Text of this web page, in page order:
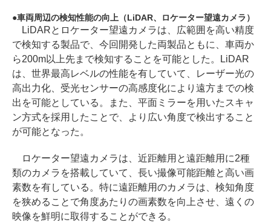
車両周辺の検知性能の向上（LiDAR、ロケーター望遠カメラ）
LiDARとロケーター望遠カメラは、広範囲を高い精度
で検知する製品で、今回開発した両製品ともに、車両か
ら200m以上先まで検知することを可能とした。LiDAR
は、世界最高レベルの性能を有していて、レーザー光の
高出力化、受光センサーの高感度化により遠方までの検
出を可能としている。また、平面ミラーを用いたスキャ
ン方式を採用したことで、より広い角度で検出すること
が可能となった。
ロケーター望遠カメラは、近距離用と遠距離用に2種
類のカメラを搭載していて、長い撮像可能距離と高い画
素数を有している。特に遠距離用のカメラは、検知角度
を狭めることで角度あたりの画素数を向上させ、遠くの
映像を鮮明に取得することができる。